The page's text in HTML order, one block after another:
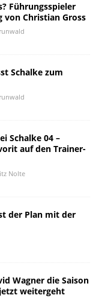
Führungsspieler
Christian Gross
Schalke zum
Schalke 04 –
auf den Trainer-
Nolte
der Plan mit der
Wagner die Saison
weitergeht